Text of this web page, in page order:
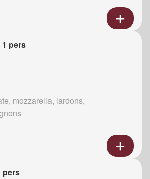
pers
mozzarella, lardons,
pers